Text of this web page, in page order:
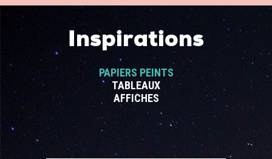
Inspirations
PAPIERS PEINTS
TABLEAUX
AFFICHES